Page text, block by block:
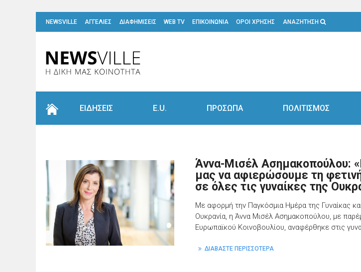
NEWSVILLE ΑΓΓΕΛΙΕΣ ΔΙΑΦΗΜΙΣΕΙΣ WEB TV ΕΠΙΚΟΙΝΩΝΙΑ ΟΡΟΙ ΧΡΗΣΗΣ ΑΝΑΖΗΤΗΣΗ
ΕΙΔΗΣΕΙΣ E.U. ΠΡΟΣΩΠΑ ΠΟΛΙΤΙΣΜΟΣ
Άννα-Μισέλ Ασημακοπούλου:
μας να αφιερώσουμε τη
σε όλες τις γυναίκες της
Με αφορμή την Παγκόσμια Ημέρα της Γυναίκας
Ουκρανία, η Άννα Μισέλ Ασημακοπούλου, με
Ευρωπαϊκού Κοινοβουλίου, αναφέρθηκε στις
ΔΙΑΒΑΣΤΕ ΠΕΡΙΣΣΟΤΕΡΑ